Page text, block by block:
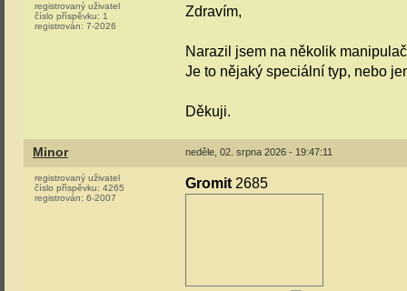
registrovaný uživatel
číslo příspěvku: 1
registrován: 7-2026
Zdravím,
Narazil jsem na několik
Je to nějaký speciální typ, nebo
Děkuji.
Minor neděle, 02. srpna 2026 - 19:47:11
registrovaný uživatel
číslo příspěvku: 4265
registrován: 6-2007
Gromit 2685